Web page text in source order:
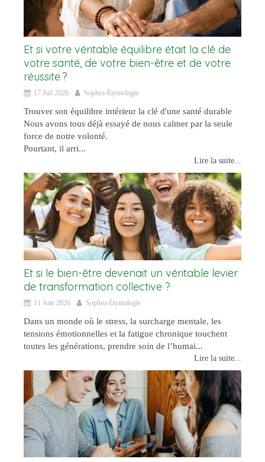
Et si votre véritable équilibre était la clé de
votre santé, de votre bien-être et de votre
réussite ?
17 Juil 2026 Sophro-Étymologie
Trouver son équilibre intérieur la clé d'une santé durable
Nous avons tous déjà essayé de nous calmer par la seule
force de notre volonté.
Pourtant, il arri...
Lire la suite...
Et si le bien-être devenait un véritable levier
de transformation collective ?
11 Juin 2026 Sophro-Étymologie
Dans un monde où le stress, la surcharge mentale, les
tensions émotionnelles et la fatigue chronique touchent
toutes les générations, prendre soin de l’humai...
Lire la suite...